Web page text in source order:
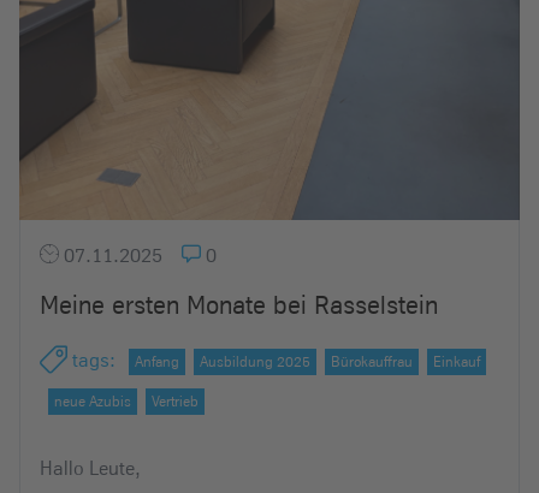
e
07.11.2025 0
Meine ersten Monate bei Rasselstein
tags: Anfang Ausbildung 2025 Bürokauffrau Einkauf
neue Azubis Vertrieb
Hallo Leute,